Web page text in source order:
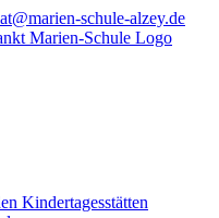
schule-alzey.de
Kindertagesstätten